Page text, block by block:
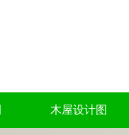
木屋设计图